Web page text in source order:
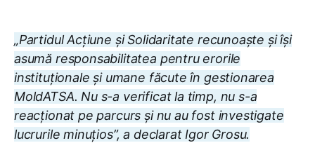
„Partidul Acțiune și Solidaritate recunoaște și își
asumă responsabilitatea pentru erorile
instituționale și umane făcute în gestionarea
MoldATSA. Nu s-a verificat la timp, nu s-a
reacționat pe parcurs și nu au fost investigate
lucrurile minuțios”, a declarat Igor Grosu.